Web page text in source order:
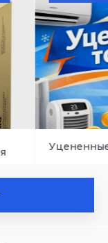
Уцененные товары